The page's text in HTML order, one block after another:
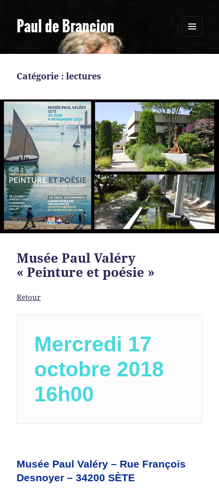
Paul de Brancion
Catégorie :lectures
Musée Paul Valéry
« Peinture et poésie »
Retour
Mercredi 17
Musée Paul Valéry – Rue François
Desnoyer – 34200 SÈTE